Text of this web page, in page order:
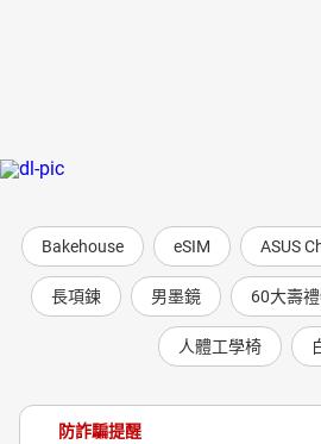
Bakehouse eSIM ASUS
長項鍊 男墨鏡 60大壽
人體工學椅
防詐騙提醒